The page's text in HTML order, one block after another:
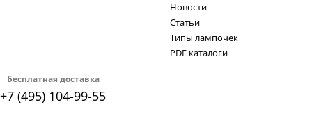
Бесплатная доставка
+7 (495) 104-99-55
Новости
Статьи
Типы лампочек
PDF каталоги